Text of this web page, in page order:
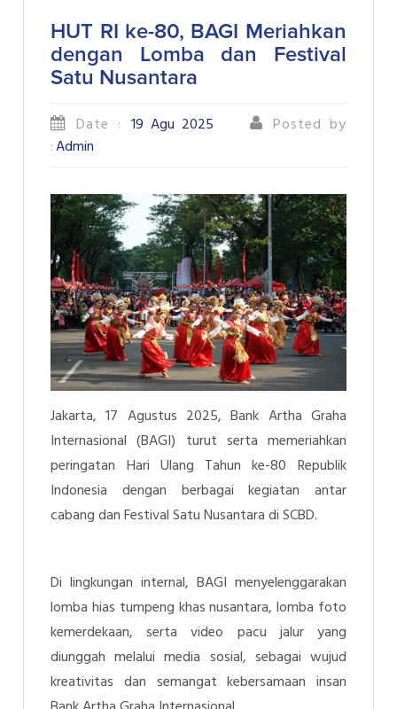
HUT RI ke-80, BAGI Meriahkan
dengan Lomba dan Festival
Satu Nusantara
Date : 19 Agu 2025
Posted by
:Admin
Jakarta, 17 Agustus 2025, Bank Artha Graha
Internasional (BAGI) turut serta memeriahkan
peringatan Hari Ulang Tahun ke-80 Republik
Indonesia dengan berbagai kegiatan antar
cabang dan Festival Satu Nusantara di SCBD.
Di lingkungan internal, BAGI menyelenggarakan
lomba hias tumpeng khas nusantara, lomba foto
kemerdekaan, serta video pacu jalur yang
diunggah melalui media sosial, sebagai wujud
kreativitas dan semangat kebersamaan insan